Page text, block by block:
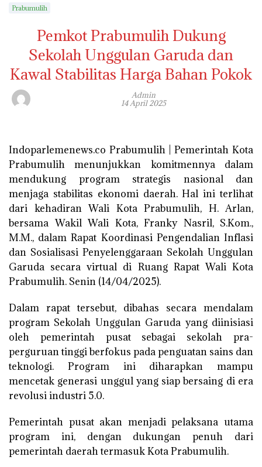
Prabumulih
Pemkot Prabumulih Dukung
Sekolah Unggulan Garuda dan
Kawal Stabilitas Harga Bahan Pokok
Admin
14 April 2025
Indoparlemenews.co Prabumulih | Pemerintah Kota
Prabumulih menunjukkan komitmennya dalam
mendukung program strategis nasional dan
menjaga stabilitas ekonomi daerah. Hal ini terlihat
dari kehadiran Wali Kota Prabumulih, H. Arlan,
bersama Wakil Wali Kota, Franky Nasril, S.Kom.,
M.M., dalam Rapat Koordinasi Pengendalian Inflasi
dan Sosialisasi Penyelenggaraan Sekolah Unggulan
Garuda secara virtual di Ruang Rapat Wali Kota
Prabumulih. Senin (14/04/2025).
Dalam rapat tersebut, dibahas secara mendalam
program Sekolah Unggulan Garuda yang diinisiasi
oleh pemerintah pusat sebagai sekolah pra-
perguruan tinggi berfokus pada penguatan sains dan
teknologi. Program ini diharapkan mampu
mencetak generasi unggul yang siap bersaing di era
revolusi industri 5.0.
Pemerintah pusat akan menjadi pelaksana utama
program ini, dengan dukungan penuh dari
pemerintah daerah termasuk Kota Prabumulih.